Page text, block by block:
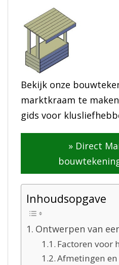
Bekijk onze
marktkraam te
gids voor
» Direct
Inhoudsopgave
Ontwerpen van
Factoren voor
Afmetingen